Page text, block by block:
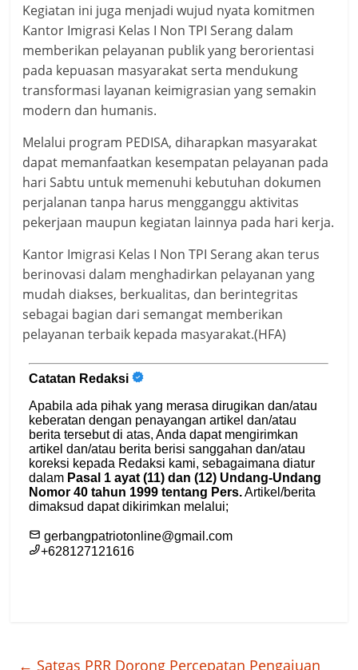
Kegiatan ini juga menjadi wujud nyata komitmen
Kantor Imigrasi Kelas I Non TPI Serang dalam
memberikan pelayanan publik yang berorientasi
pada kepuasan masyarakat serta mendukung
transformasi layanan keimigrasian yang semakin
modern dan humanis.
Melalui program PEDISA, diharapkan masyarakat
dapat memanfaatkan kesempatan pelayanan pada
hari Sabtu untuk memenuhi kebutuhan dokumen
perjalanan tanpa harus mengganggu aktivitas
pekerjaan maupun kegiatan lainnya pada hari kerja.
Kantor Imigrasi Kelas I Non TPI Serang akan terus
berinovasi dalam menghadirkan pelayanan yang
mudah diakses, berkualitas, dan berintegritas
sebagai bagian dari semangat memberikan
pelayanan terbaik kepada masyarakat.(HFA)
← Satgas PRR Dorong Percepatan Pengajuan